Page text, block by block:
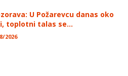
U Požarevcu danas oko
toplotni talas se...
2026